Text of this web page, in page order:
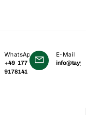
WhatsApp
+49 177
9178141
E-Mail